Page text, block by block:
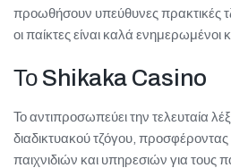
προωθήσουν υπεύθυνες πρακτικές
οι παίκτες είναι καλά ενημερωμένοι
Το Shikaka Casino
Το αντιπροσωπεύει την τελευταία
διαδικτυακού τζόγου, προσφέροντας
παιχνιδιών και υπηρεσιών για τους